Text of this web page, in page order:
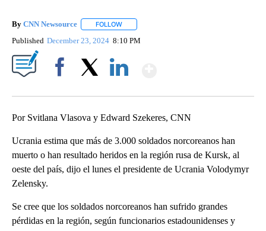
By CNN Newsource FOLLOW
Published December 23, 2024 8:10 PM
Por Svitlana Vlasova y Edward Szekeres, CNN
Ucrania estima que más de 3.000 soldados norcoreanos han
muerto o han resultado heridos en la región rusa de Kursk, al
oeste del país, dijo el lunes el presidente de Ucrania Volodymyr
Zelensky.
Se cree que los soldados norcoreanos han sufrido grandes
pérdidas en la región, según funcionarios estadounidenses y